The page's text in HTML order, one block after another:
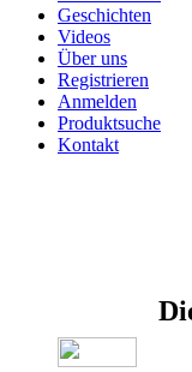
Geschichten
Videos
Über uns
Registrieren
Anmelden
Produktsuche
Kontakt